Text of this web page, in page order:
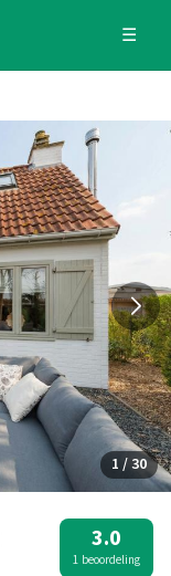
☰
1 / 30
3.0
1 beoordeling